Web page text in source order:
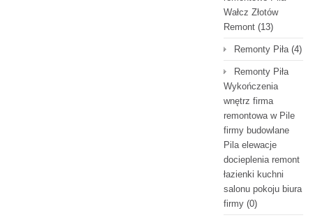
Wałcz Złotów
Remont (13)
Remonty Piła(4)
Remonty Piła
Wykończenia
wnętrz firma
remontowa w Pile
firmy budowlane
Pila elewacje
docieplenia remont
łazienki kuchni
salonu pokoju biura
firmy (0)